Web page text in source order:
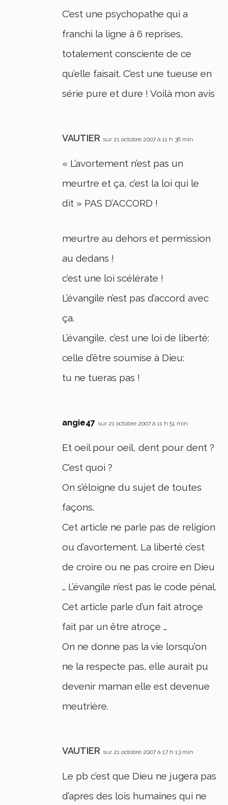
C’est une psychopathe qui a
franchi la ligne à 6 reprises,
totalement consciente de ce
qu’elle faisait. C’est une tueuse en
série pure et dure ! Voilà mon avis
VAUTIER sur 21 octobre 2007 à 11 h 36 min
« L’avortement n’est pas un
meurtre et ça, c’est la loi qui le
dit » PAS D’ACCORD !
meurtre au dehors et permission
au dedans !
c’est une loi scélérate !
L’évangile n’est pas d’accord avec
ça.
L’évangile, c’est une loi de liberté:
celle d’être soumise à Dieu:
tu ne tueras pas !
angie47 sur 21 octobre 2007 à 11 h 51 min
Et oeil pour oeil, dent pour dent ?
C’est quoi ?
On s’éloigne du sujet de toutes
façons.
Cet article ne parle pas de religion
ou d’avortement. La liberté c’est
de croire ou ne pas croire en Dieu
… L’évangile n’est pas le code pénal.
Cet article parle d’un fait atroçe
fait par un être atroçe …
On ne donne pas la vie lorsqu’on
ne la respecte pas, elle aurait pu
devenir maman elle est devenue
meutrière.
VAUTIER sur 21 octobre 2007 à 17 h 13 min
Le pb c’est que Dieu ne jugera pas
d’apres des lois humaines qui ne